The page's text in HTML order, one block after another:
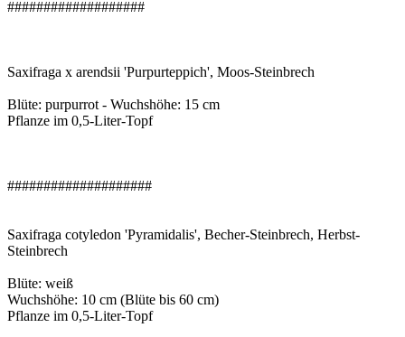
###################
Saxifraga x arendsii 'Purpurteppich', Moos-Steinbrech
Blüte: purpurrot - Wuchshöhe: 15 cm
Pflanze im 0,5-Liter-Topf
####################
Saxifraga cotyledon 'Pyramidalis', Becher-Steinbrech, Herbst-
Steinbrech
Blüte: weiß
Wuchshöhe: 10 cm (Blüte bis 60 cm)
Pflanze im 0,5-Liter-Topf